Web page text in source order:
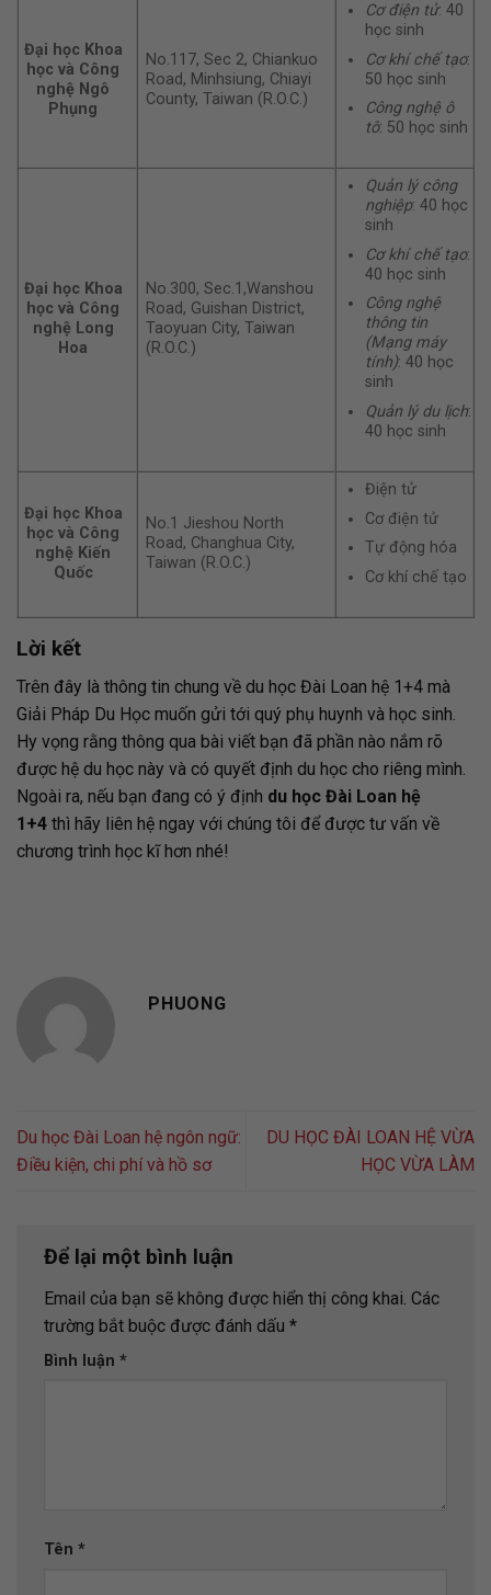
Đại học Khoa
học và Công
nghệ Ngô
Phụng
No.117, Sec 2, Chiankuo
Road, Minhsiung, Chiayi
County, Taiwan (R.O.C.)
Cơ điện tử: 40
học sinh
Cơ khí chế tạo:
50 học sinh
Công nghệ ô
tô: 50 học sinh
Đại học Khoa
học và Công
nghệ Long
Hoa
No.300, Sec.1,Wanshou
Road, Guishan District,
Taoyuan City, Taiwan
(R.O.C.)
Quản lý công
nghiệp: 40 học
sinh
Cơ khí chế tạo:
40 học sinh
Công nghệ
thông tin
(Mạng máy
tính): 40 học
sinh
Quản lý du lịch:
40 học sinh
Đại học Khoa
học và Công
nghệ Kiến
Quốc
No.1 Jieshou North
Road, Changhua City,
Taiwan (R.O.C.)
Điện tử
Cơ điện tử
Tự động hóa
Cơ khí chế tạo
Lời kết
Trên đây là thông tin chung về du học Đài Loan hệ 1+4 mà
Giải Pháp Du Học muốn gửi tới quý phụ huynh và học sinh.
Hy vọng rằng thông qua bài viết bạn đã phần nào nắm rõ
được hệ du học này và có quyết định du học cho riêng mình.
Ngoài ra, nếu bạn đang có ý định du học Đài Loan hệ
1+4 thì hãy liên hệ ngay với chúng tôi để được tư vấn về
chương trình học kĩ hơn nhé!
PHUONG
Du học Đài Loan hệ ngôn ngữ:
Điều kiện, chi phí và hồ sơ
DU HỌC ĐÀI LOAN HỆ VỪA
HỌC VỪA LÀM
Để lại một bình luận
Email của bạn sẽ không được hiển thị công khai. Các
trường bắt buộc được đánh dấu *
Bình luận *
Tên *